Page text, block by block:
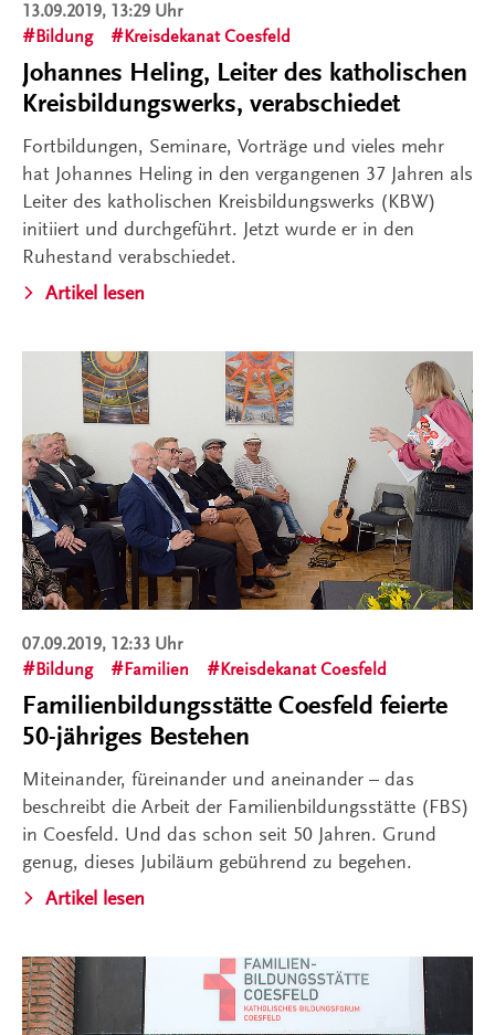
13.09.2019, 13:29 Uhr
Bildung
Kreisdekanat Coesfeld
Johannes Heling, Leiter des katholischen
Kreisbildungswerks, verabschiedet
Fortbildungen, Seminare, Vorträge und vieles mehr
hat Johannes Heling in den vergangenen 37 Jahren als
Leiter des katholischen Kreisbildungswerks (KBW)
initiiert und durchgeführt. Jetzt wurde er in den
Ruhestand verabschiedet.
Artikel lesen
07.09.2019, 12:33 Uhr
Bildung
Familien Kreisdekanat Coesfeld
Familienbildungsstätte Coesfeld feierte
50-jähriges Bestehen
Miteinander, füreinander und aneinander – das
beschreibt die Arbeit der Familienbildungsstätte (FBS)
in Coesfeld. Und das schon seit 50 Jahren. Grund
genug, dieses Jubiläum gebührend zu begehen.
Artikel lesen